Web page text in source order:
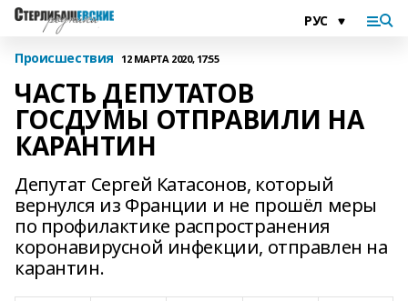
Происшествия 12 МАРТА 2020, 17:55
ЧАСТЬ ДЕПУТАТОВ
ГОСДУМЫ ОТПРАВИЛИ НА
КАРАНТИН
Депутат Сергей Катасонов, который
вернулся из Франции и не прошёл меры
по профилактике распространения
коронавирусной инфекции, отправлен на
карантин.